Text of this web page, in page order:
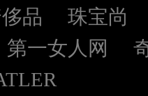
品
珠宝尚
第一女人网